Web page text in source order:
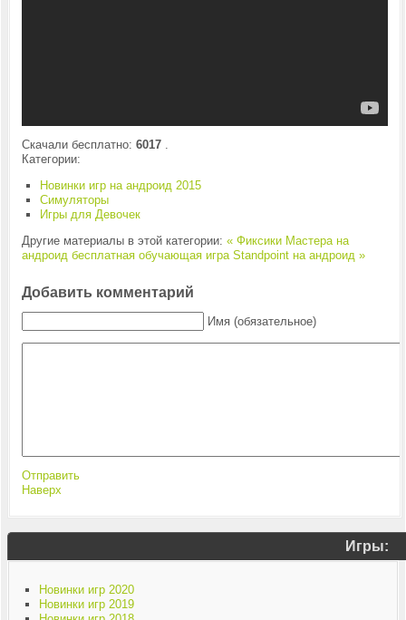
Скачали бесплатно: 6017.
Категории:
Новинки игр на андроид 2015
Симуляторы
Игры для Девочек
Другие материалы в этой категории: « Фиксики Мастера на
андроид бесплатная обучающая игра Standpoint на андроид »
Добавить комментарий
Имя (обязательное)
Отправить
Наверх
Игры:
Новинки игр 2020
Новинки игр 2019